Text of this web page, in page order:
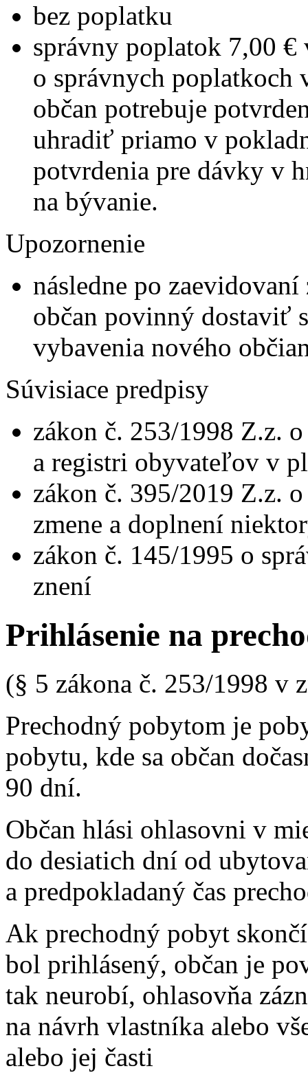
bez poplatku
správny poplatok 7,00 €
o správnych poplatkoch
občan potrebuje
uhradiť priamo v
potvrdenia pre dávky v
na bývanie.
Upozornenie
následne po
občan povinný dostaviť
vybavenia nového
Súvisiace predpisy
zákon č. 253/1998 Z.z.
a registri obyvateľov v
zákon č. 395/2019 Z.z.
zmene a doplnení
zákon č. 145/1995 o
znení
Prihlásenie na
(§ 5 zákona č. 253/1998 v
Prechodný pobytom je
pobytu, kde sa občan
90 dní.
Občan hlási ohlasovni v
do desiatich dní od
a predpokladaný čas
Ak prechodný pobyt
bol prihlásený, občan je
tak neurobí, ohlasovňa
na návrh vlastníka alebo
alebo jej časti